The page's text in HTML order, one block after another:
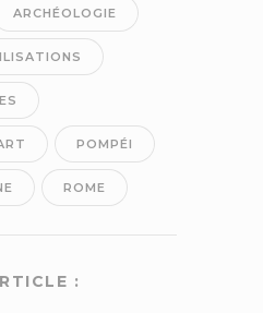
ARCHÉOLOGIE
POMPÉI
ROME
: